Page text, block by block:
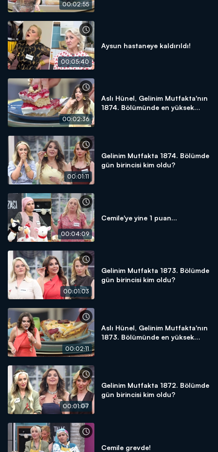
00:02:55
00:05:40
Aysun hastaneye kaldırıldı!
00:02:36
Aslı Hünel, Gelinim Mutfakta'nın
1874. Bölümünde en yüksek
00:01:11
Gelinim Mutfakta 1874. Bölümde
gün birincisi kim oldu?
00:04:09
Cemile'ye yine 1 puan...
00:01:03
Gelinim Mutfakta 1873. Bölümde
gün birincisi kim oldu?
00:02:11
Aslı Hünel, Gelinim Mutfakta'nın
1873. Bölümünde en yüksek
00:01:07
Gelinim Mutfakta 1872. Bölümde
gün birincisi kim oldu?
Cemile grevde!